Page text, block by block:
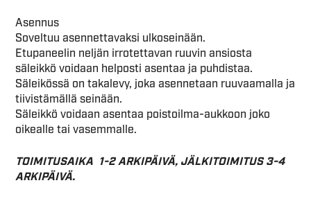
Asennus
Soveltuu asennettavaksi ulkoseinään.
Etupaneelin neljän irrotettavan ruuvin ansiosta
säleikkö voidaan helposti asentaa ja puhdistaa.
Säleikössä on takalevy, joka asennetaan ruuvaamalla ja
tiivistämällä seinään.
Säleikkö voidaan asentaa poistoilma-aukkoon joko
oikealle tai vasemmalle.
TOIMITUSAIKA 1-2 ARKIPÄIVÄ, JÄLKITOIMITUS 3-4
ARKIPÄIVÄ.